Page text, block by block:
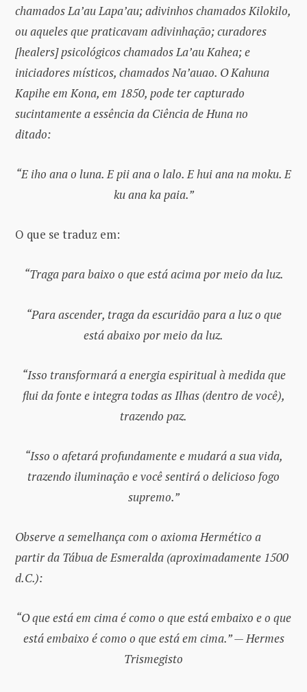
chamados La’au Lapa’au; adivinhos chamados Kilokilo,
ou aqueles que praticavam adivinhação; curadores
[healers] psicológicos chamados La’au Kahea; e
iniciadores místicos, chamados Na’auao. O Kahuna
Kapihe em Kona, em 1850, pode ter capturado
sucintamente a essência da Ciência de Huna no
ditado:
“E iho ana o luna. E pii ana o lalo. E hui ana na moku. E
ku ana ka paia.”
O que se traduz em:
“Traga para baixo o que está acima por meio da luz.
“Para ascender, traga da escuridão para a luz o que
está abaixo por meio da luz.
“Isso transformará a energia espiritual à medida que
flui da fonte e integra todas as Ilhas (dentro de você),
trazendo paz.
“Isso o afetará profundamente e mudará a sua vida,
trazendo iluminação e você sentirá o delicioso fogo
supremo.”
Observe a semelhança com o axioma Hermético a
partir da Tábua de Esmeralda (aproximadamente 1500
d.C.):
“O que está em cima é como o que está embaixo e o que
está embaixo é como o que está em cima.” — Hermes
Trismegisto